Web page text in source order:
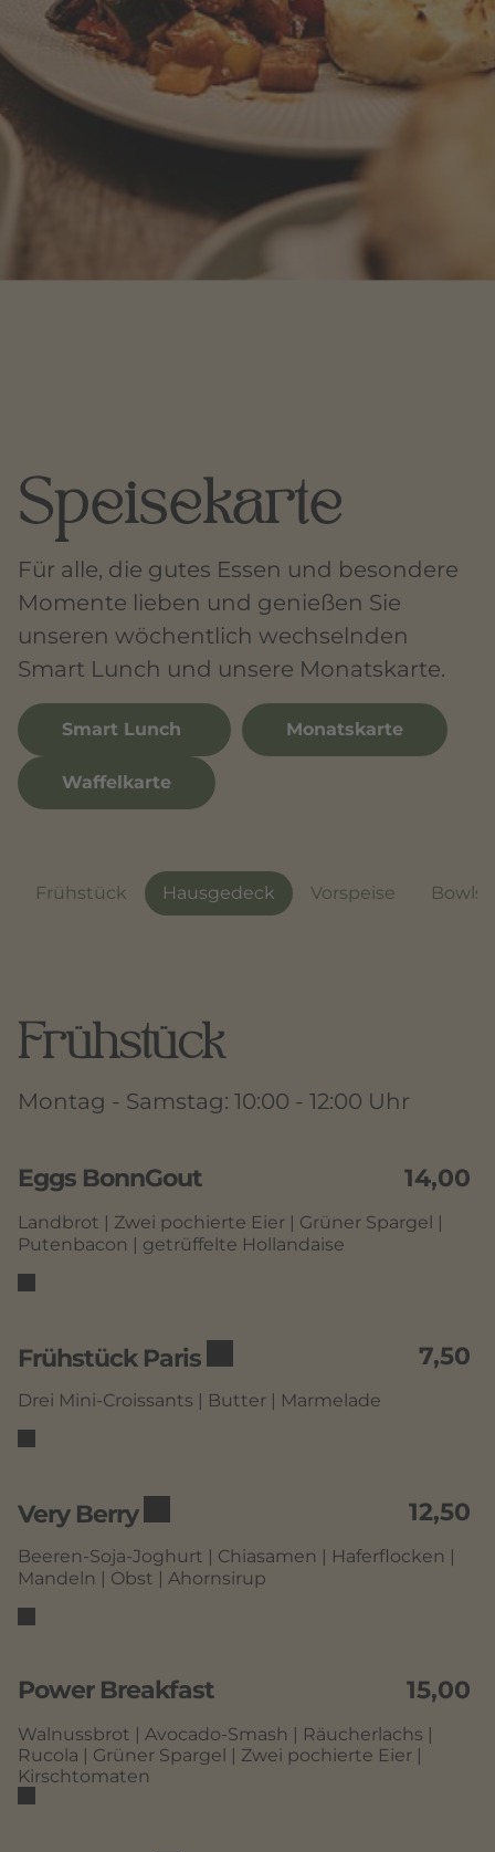
Speisekarte
Für alle, die gutes Essen und besondere
Momente lieben und genießen Sie
unseren wöchentlich wechselnden
Smart Lunch und unsere Monatskarte.
Smart Lunch Monatskarte
Waffelkarte
Frühstück Hausgedeck Vorspeise Bowls
Frühstück
Montag - Samstag: 10:00 - 12:00 Uhr
Eggs BonnGout 14,00
Landbrot | Zwei pochierte Eier | Grüner Spargel |
Putenbacon | getrüffelte Hollandaise
Frühstück Paris 7,50
Drei Mini-Croissants | Butter | Marmelade
Very Berry 12,50
Beeren-Soja-Joghurt | Chiasamen | Haferflocken |
Mandeln | Obst | Ahornsirup
Power Breakfast 15,00
Walnussbrot | Avocado-Smash | Räucherlachs |
Rucola | Grüner Spargel | Zwei pochierte Eier |
Kirschtomaten